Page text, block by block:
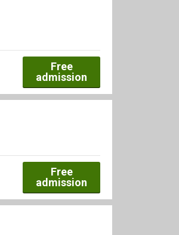
Free
admission
Free
admission